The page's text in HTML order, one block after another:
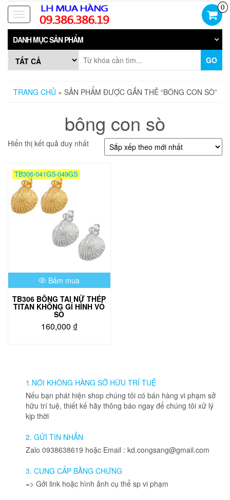
Skip
the
content
Toggle
navigation
0
DANH MỤC SẢN PHẨM
GO
TRANG CHỦ » SẢN PHẨM ĐƯỢC GẮN THẺ “BÔNG CON SÒ”
bông con sò
Hiển thị kết quả duy nhất
TB306-041GS-049GS
Bấm mua
TB306 BÔNG TAI NỮ THÉP
TITAN KHÔNG GỈ HÌNH VỎ
SÒ
160,000 ₫
nhiều
biến
thể.
Các
chọn
có
thể
được
chọn
trên
1.NÓI KHÔNG HÀNG SỠ HỮU TRÍ TUỆ
Nếu bạn phát hiện shop chúng tôi có bán hàng vi phạm sở
hữu trí tuệ, thiết kế hãy thông báo ngay để chúng tôi xử lý
kịp thời
2. GỬI TIN NHẮN
Zalo 0938638619 hoặc Email : kd.congsang@gmail.com
3. CUNG CẤP BẰNG CHỨNG
=> Gởi link hoặc hình ảnh cụ thể sp vi phạm